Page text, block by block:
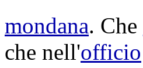
mondana. Che
che nell'officio